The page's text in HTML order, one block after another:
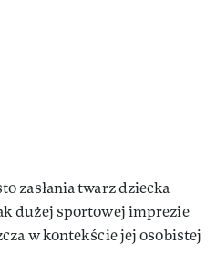
zasłania twarz dziecka
dużej sportowej imprezie
w kontekście jej osobistej